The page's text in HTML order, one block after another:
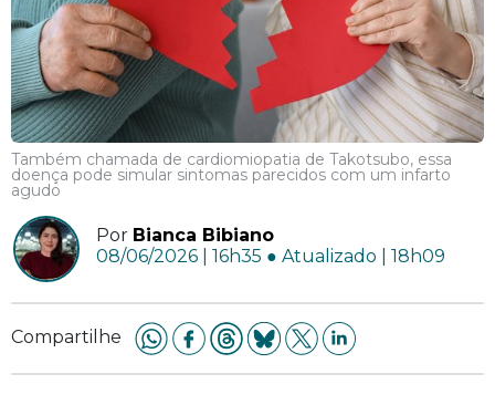
Também chamada de cardiomiopatia de Takotsubo, essa
doença pode simular sintomas parecidos com um infarto
agudo
Por Bianca Bibiano
08/06/2026 | 16h35 ● Atualizado | 18h09
Compartilhe